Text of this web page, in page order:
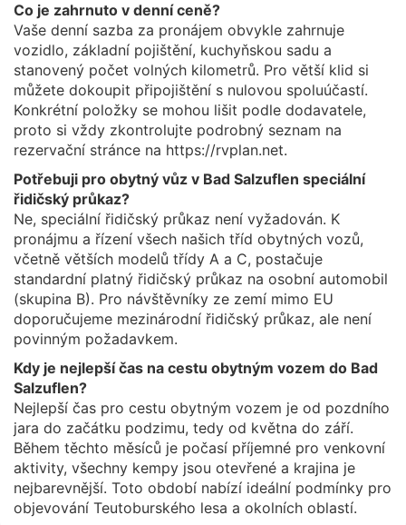
Co je zahrnuto v denní ceně?
Vaše denní sazba za pronájem obvykle zahrnuje
vozidlo, základní pojištění, kuchyňskou sadu a
stanovený počet volných kilometrů. Pro větší klid si
můžete dokoupit připojištění s nulovou spoluúčastí.
Konkrétní položky se mohou lišit podle dodavatele,
proto si vždy zkontrolujte podrobný seznam na
rezervační stránce na https://rvplan.net.
Potřebuji pro obytný vůz v Bad Salzuflen speciální
řidičský průkaz?
Ne, speciální řidičský průkaz není vyžadován. K
pronájmu a řízení všech našich tříd obytných vozů,
včetně větších modelů třídy A a C, postačuje
standardní platný řidičský průkaz na osobní automobil
(skupina B). Pro návštěvníky ze zemí mimo EU
doporučujeme mezinárodní řidičský průkaz, ale není
povinným požadavkem.
Kdy je nejlepší čas na cestu obytným vozem do Bad
Salzuflen?
Nejlepší čas pro cestu obytným vozem je od pozdního
jara do začátku podzimu, tedy od května do září.
Během těchto měsíců je počasí příjemné pro venkovní
aktivity, všechny kempy jsou otevřené a krajina je
nejbarevnější. Toto období nabízí ideální podmínky pro
objevování Teutoburského lesa a okolních oblastí.